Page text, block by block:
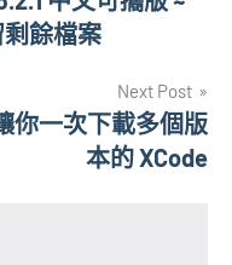
餘檔案
Next Post
你一次下載多個版
本的 XCode